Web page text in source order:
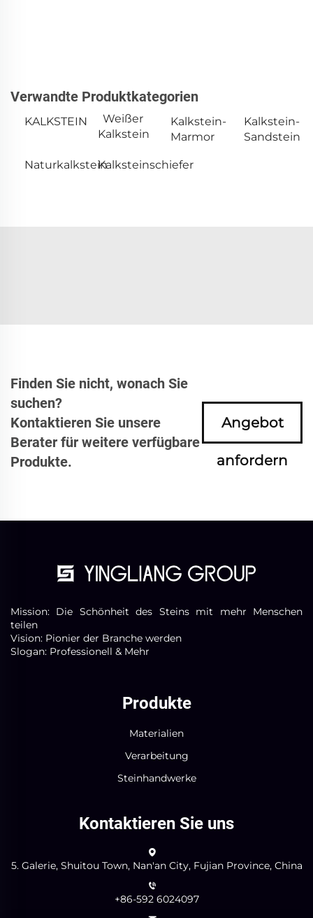
Verwandte Produktkategorien
KALKSTEIN
Weißer
Kalkstein
Kalkstein-
Marmor
Kalkstein-
Sandstein
NaturkalksteinKalksteinschiefer
Finden Sie nicht, wonach Sie
suchen?
Kontaktieren Sie unsere
Berater für weitere verfügbare
Produkte.
Angebot
anfordern
Mission: Die Schönheit des Steins mit mehr Menschen
teilen
Vision: Pionier der Branche werden
Slogan: Professionell & Mehr
Produkte
Materialien
Verarbeitung
Steinhandwerke
Kontaktieren Sie uns
5. Galerie, Shuitou Town, Nan'an City, Fujian Province, China
+86-592 6024097